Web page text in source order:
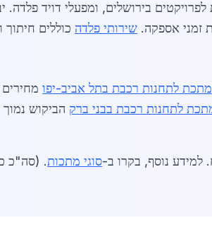
כוללים את איתן פלדה, שמספקת 30% מהמתכות לפרויקטים
זמני אספקה. שירותי פלדה כוללים
מתכת לתחנות רכבת בתל אביב-יפו מחירים
לתחנות רכבת בבני ברק הביקוש
למידע נוסף, בקרו ב-סוגי מתכות. (סה"כ כ-1,450